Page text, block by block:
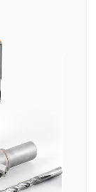
度を達成で